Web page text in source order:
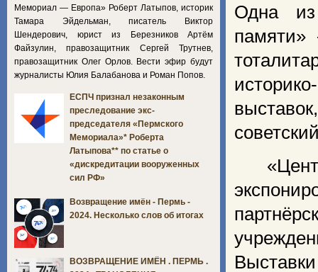
Одна из
памяти»
Мемориал — Европа» Роберт Латыпов, историк
Тамара Эйдельман, писатель Виктор
Шендерович, юрист из Березников Артём
Файзулин, правозащитник Сергей Трутнев,
правозащитник Олег Орлов. Вести эфир будут
журналисты Юлия Балабанова и Роман Попов.
ЕСПЧ признал незаконным
преследование экс-
председателя «Пермского
Мемориала»* Роберта
Латыпова** по статье о
«дискредитации вооруженных
сил РФ»
Возвращение имён - Пермь -
2024. Несколько слов об итогах
ВОЗВРАЩЕНИЕ ИМЁН . ПЕРМЬ .